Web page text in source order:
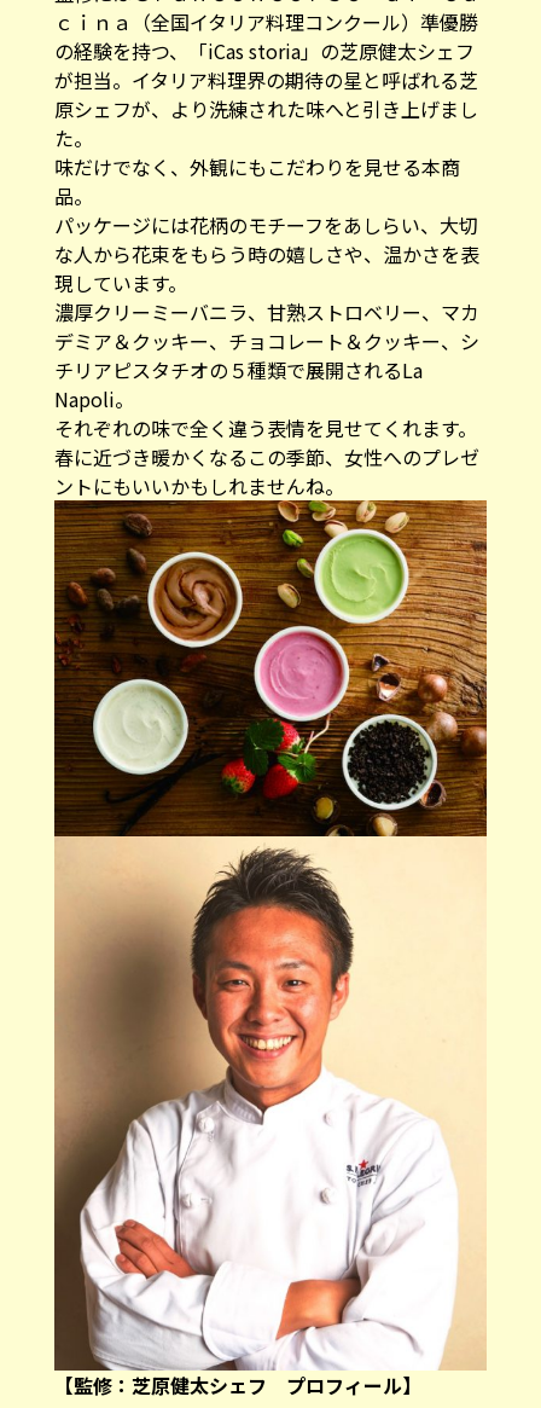
ｃｉｎａ（全国イタリア料理コンクール）準優勝
の経験を持つ、「iCas storia」の芝原健太シェフ
が担当。イタリア料理界の期待の星と呼ばれる芝
原シェフが、より洗練された味へと引き上げまし
た。
味だけでなく、外観にもこだわりを見せる本商
品。
パッケージには花柄のモチーフをあしらい、大切
な人から花束をもらう時の嬉しさや、温かさを表
現しています。
濃厚クリーミーバニラ、甘熟ストロベリー、マカ
デミア＆クッキー、チョコレート＆クッキー、シ
チリアピスタチオの５種類で展開されるLa
Napoli。
それぞれの味で全く違う表情を見せてくれます。
春に近づき暖かくなるこの季節、女性へのプレゼ
ントにもいいかもしれませんね。
【監修：芝原健太シェフ プロフィール】